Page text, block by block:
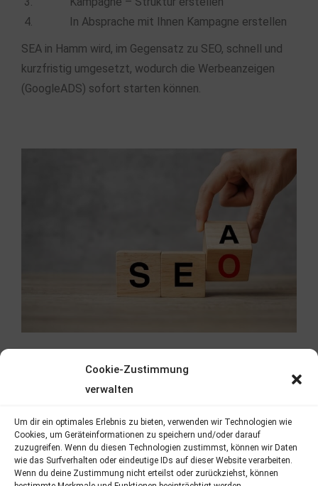
Cookie-Zustimmung
verwalten
Um dir ein optimales Erlebnis zu bieten, verwenden wir Technologien wie
Cookies, um Geräteinformationen zu speichern und/oder darauf
zuzugreifen. Wenn du diesen Technologien zustimmst, können wir Daten
wie das Surfverhalten oder eindeutige IDs auf dieser Website verarbeiten.
Wenn du deine Zustimmung nicht erteilst oder zurückziehst, können
In Absprache mit Ihnen Kampagne erstellen
SEA in Hamm wird, im Gegensatz zu SEO, schnell und
kurzfristig umgesetzt, wodurch die Werbeanzeigen
(GoogleADS) sofort starten können.
Persönlicher Ansprechpartner​